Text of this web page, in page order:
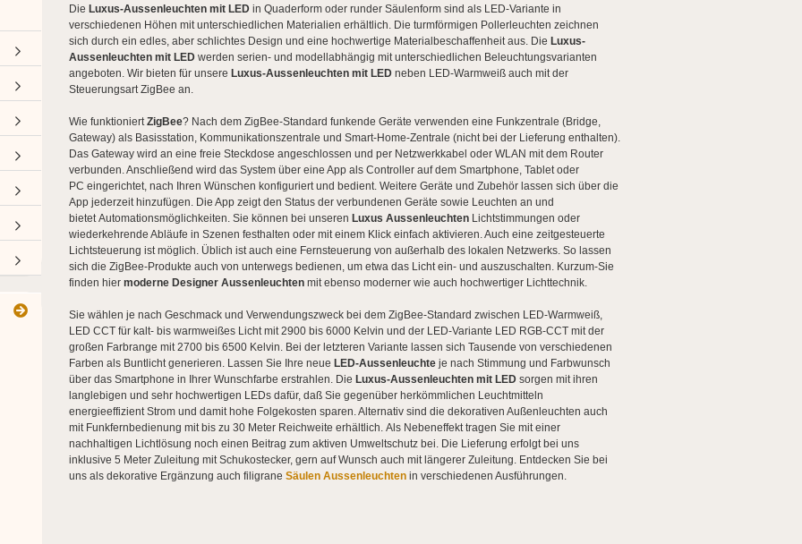
Aussenleuchte Victoria
Aussenleuchte Louvre
Außenwandleuchten
Philippe
Aussenleuchten
Aussenleuchten klassisch
für
anzeigen
Aussenbeleuchtung Weihnachten
anzeigen
Außenbeleuchtung Stern
Außenbeleuchtung LED-Figuren
Außenbeleuchtung Design-Baum
Deckenleuchten
Die Luxus-Aussenleuchten mit LEDin Quaderform oder runder Säulenform sind als LED-Variante in
verschiedenen Höhen mit unterschiedlichen Materialien erhältlich. Die turmförmigen Pollerleuchten zeichnen
sich durch ein edles, aber schlichtes Design und eine hochwertige Materialbeschaffenheit aus. Die Luxus-
Aussenleuchten mit LEDwerden serien- und modellabhängig mit unterschiedlichen Beleuchtungsvarianten
angeboten. Wir bieten für unsere Luxus-Aussenleuchten mit LED neben LED-Warmweiß auch mit der
Steuerungsart ZigBee an.
Wie funktioniertZigBee? Nach dem ZigBee-Standard funkende Geräte verwenden eine Funkzentrale (Bridge,
Gateway) als Basisstation, Kommunikationszentrale und Smart-Home-Zentrale (nicht bei der Lieferung enthalten).
Das Gateway wird an eine freie Steckdose angeschlossen und per Netzwerkkabel oder WLAN mit dem Router
verbunden. Anschließend wird das System über eine App als Controller auf dem Smartphone, Tablet oder
PC eingerichtet, nach Ihren Wünschen konfiguriert und bedient. Weitere Geräte und Zubehör lassen sich über die
App jederzeit hinzufügen. Die App zeigt den Status der verbundenen Geräte sowie Leuchten an und
bietet Automationsmöglichkeiten. Sie können bei unseren Luxus Aussenleuchten Lichtstimmungen oder
wiederkehrende Abläufe in Szenen festhalten oder mit einem Klick einfach aktivieren. Auch eine zeitgesteuerte
Lichtsteuerung ist möglich. Üblich ist auch eine Fernsteuerung von außerhalb des lokalen Netzwerks. So lassen
sich die ZigBee-Produkte auch von unterwegs bedienen, um etwa das Licht ein- und auszuschalten. Kurzum-Sie
finden hiermoderne Designer Aussenleuchten mit ebenso moderner wie auch hochwertiger Lichttechnik.
Sie wählen je nach Geschmack und Verwendungszweck bei dem ZigBee-Standard zwischen LED-Warmweiß,
LED CCT für kalt- bis warmweißes Licht mit 2900 bis 6000 Kelvin und der LED-Variante LED RGB-CCT mit der
großen Farbrange mit 2700 bis 6500 Kelvin. Bei der letzteren Variante lassen sich Tausende von verschiedenen
Farben als Buntlicht generieren. Lassen Sie Ihre neue LED-Aussenleuchteje nach Stimmung und Farbwunsch
über das Smartphone in Ihrer Wunschfarbe erstrahlen. Die Luxus-Aussenleuchten mit LEDsorgen mit ihren
langlebigen und sehr hochwertigen LEDs dafür, daß Sie gegenüber herkömmlichen Leuchtmitteln
energieeffizient Strom und damit hohe Folgekosten sparen. Alternativ sind die dekorativen Außenleuchten auch
mit Funkfernbedienung mit bis zu 30 Meter Reichweite erhältlich. Als Nebeneffekt tragen Sie mit einer
nachhaltigen Lichtlösung noch einen Beitrag zum aktiven Umweltschutz bei. Die Lieferung erfolgt bei uns
inklusive 5 Meter Zuleitung mit Schukostecker, gern auf Wunsch auch mit längerer Zuleitung. Entdecken Sie bei
uns als dekorative Ergänzung auch filigraneSäulen Aussenleuchten in verschiedenen Ausführungen.